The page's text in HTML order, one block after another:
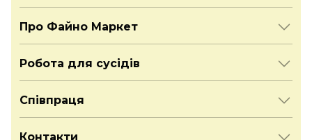
Про Файно Маркет
Робота для сусідів
Співпраця
Контакти